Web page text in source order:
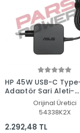
HP 45W USB-C
Adaptör Şarj Aleti-
Orijinal Üretici
54338K2X
2.292,48 TL